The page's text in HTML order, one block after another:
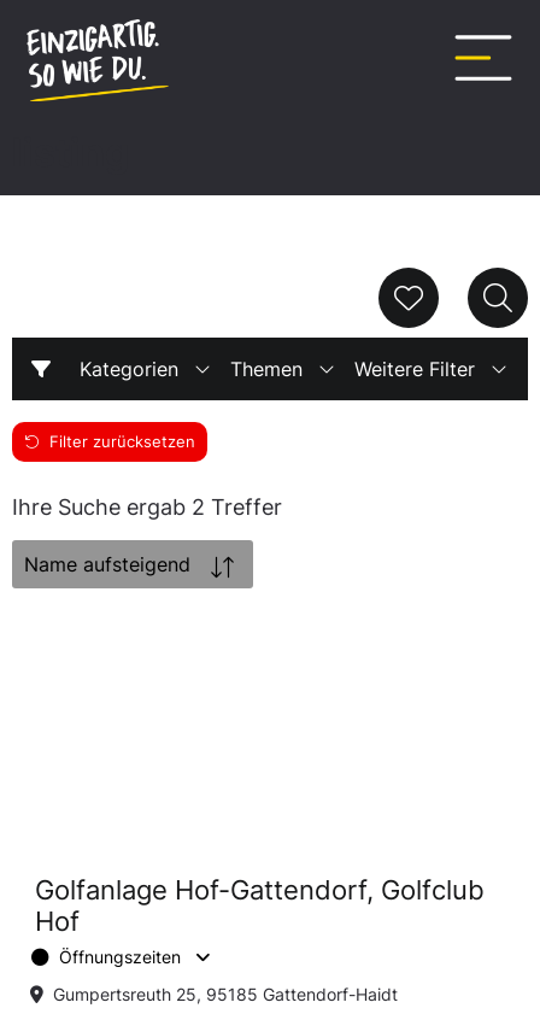
springen
Kategorien Themen Weitere Filter
Filter zurücksetzen
Ihre Suche ergab 2 Treffer
Sortierung:
Golfanlage Hof-Gattendorf, Golfclub
Hof
Öffnungszeiten
Gumpertsreuth 25, 95185 Gattendorf-Haidt